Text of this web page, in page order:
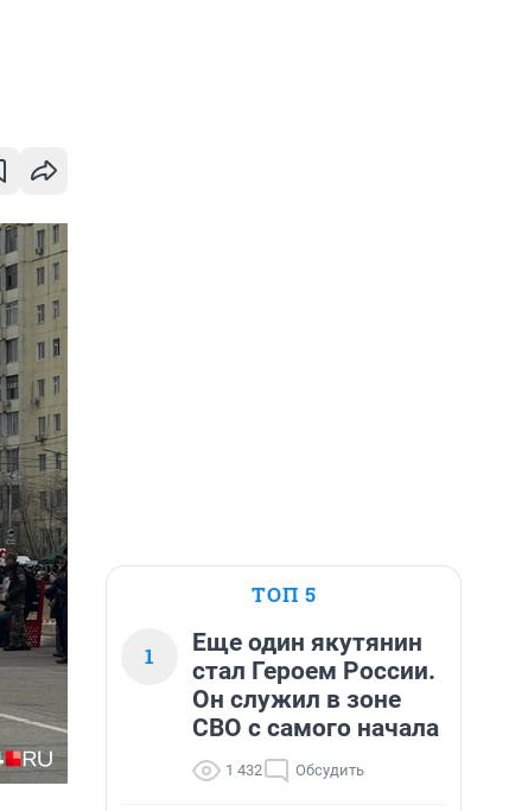
ТОП 5
1
Еще один якутянин
стал Героем России.
Он служил в зоне
СВО с самого начала
1 432 Обсудить